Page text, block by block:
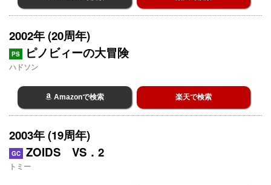
2002年 (20周年)
PS ピノビィーの大冒険
ハドソン
Amazonで検索 楽天で検索
2003年 (19周年)
GC ZOIDS VS．2
トミー